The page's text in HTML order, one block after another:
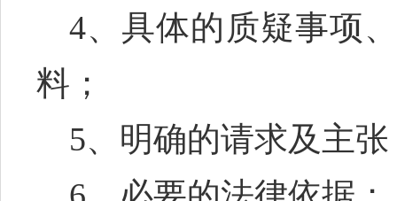
4、具体的质疑事项
料；
5、明确的请求及主张